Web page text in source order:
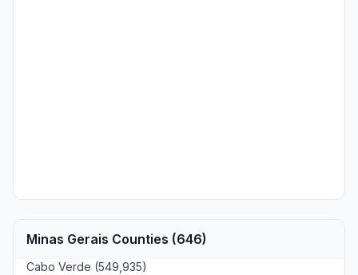
Minas Gerais Counties (646)
Cabo Verde (549,935)